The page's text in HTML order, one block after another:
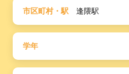
市区町村・駅 逢隈駅
学年